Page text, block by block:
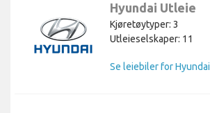
Hyundai Utleie
Kjøretøytyper: 3
Utleieselskaper: 11
Se leiebiler for Hyundai